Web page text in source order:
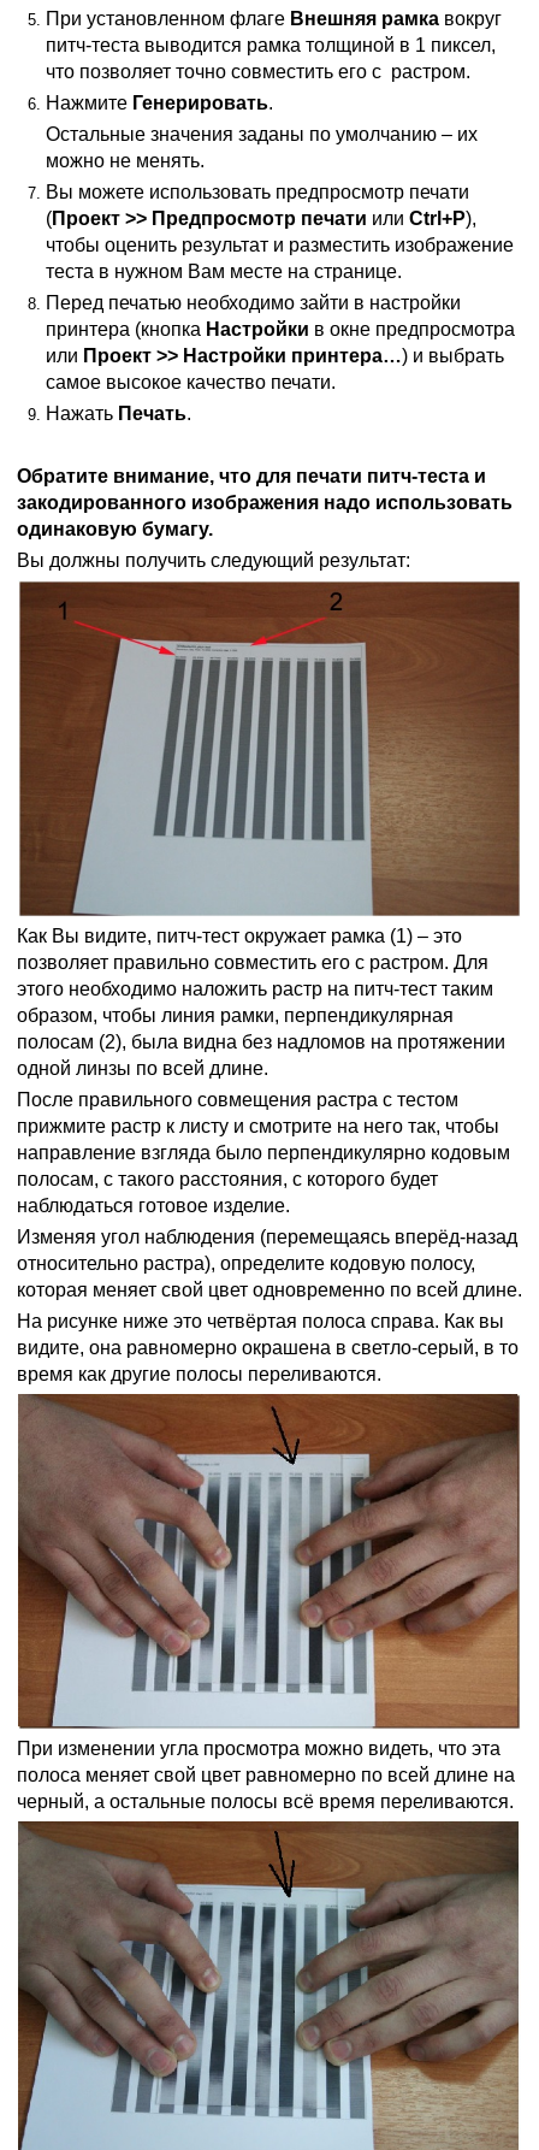
При установленном флаге Внешняя рамка вокруг
питч-теста выводится рамка толщиной в 1 пиксел,
что позволяет точно совместить его с растром.
Нажмите Генерировать.
Остальные значения заданы по умолчанию – их
можно не менять.
Вы можете использовать предпросмотр печати
(Проект >> Предпросмотр печати или Ctrl+P),
чтобы оценить результат и разместить изображение
теста в нужном Вам месте на странице.
Перед печатью необходимо зайти в настройки
принтера (кнопка Настройки в окне предпросмотра
или Проект >> Настройки принтера…) и выбрать
самое высокое качество печати.
Нажать Печать.
Обратите внимание, что для печати питч-теста и
закодированного изображения надо использовать
одинаковую бумагу.
Вы должны получить следующий результат:
Как Вы видите, питч-тест окружает рамка (1) – это
позволяет правильно совместить его с растром. Для
этого необходимо наложить растр на питч-тест таким
образом, чтобы линия рамки, перпендикулярная
полосам (2), была видна без надломов на протяжении
одной линзы по всей длине.
После правильного совмещения растра с тестом
прижмите растр к листу и смотрите на него так, чтобы
направление взгляда было перпендикулярно кодовым
полосам, с такого расстояния, с которого будет
наблюдаться готовое изделие.
Изменяя угол наблюдения (перемещаясь вперёд-назад
относительно растра), определите кодовую полосу,
которая меняет свой цвет одновременно по всей длине.
На рисунке ниже это четвёртая полоса справа. Как вы
видите, она равномерно окрашена в светло-серый, в то
время как другие полосы переливаются.
При изменении угла просмотра можно видеть, что эта
полоса меняет свой цвет равномерно по всей длине на
черный, а остальные полосы всё время переливаются.